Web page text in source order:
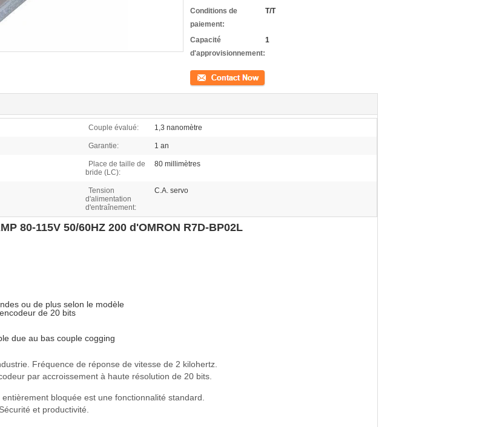
Conditions de
paiement:
T/T
Capacité
d'approvisionnement:
1
Contact
Couple évalué: 1,3 nanomètre
Garantie: 1 an
Place de taille de
bride (LC):
80 millimètres
Tension
d'alimentation
d'entraînement:
C.A. servo
80-115V 50/60HZ 200 d'OMRON R7D-BP02L
ou de plus selon le modèle
de 20 bits
due au bas couple cogging
Fréquence de réponse de vitesse de 2 kilohertz.
par accroissement à haute résolution de 20 bits.
bloquée est une fonctionnalité standard.
et productivité.